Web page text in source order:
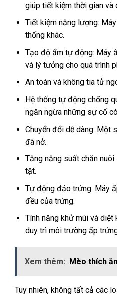
giúp tiết kiệm thời gian và
Tiết kiệm năng lượng:
thống khác.
Tạo độ ẩm tự động: Máy
và lý tưởng cho quá trình
An toàn và không tia tử
Hệ thống tự động chống
ngăn ngừa những sự cố
Chuyển đổi dễ dàng: Một
đã nở.
Tăng năng suất chăn
tật.
Tự động đảo trứng: Máy
đều của trứng.
Tính năng khử mùi và
duy trì môi trường ấp
Xem thêm: Mèo thích
Tuy nhiên, không tất cả các